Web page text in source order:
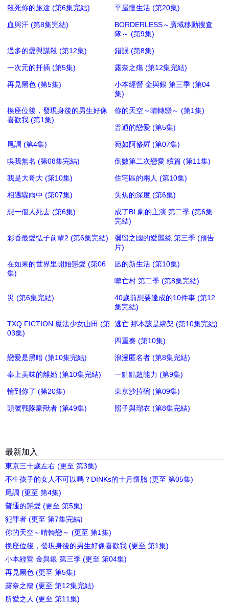
殺死你的旅途 (第6集完結) 平屋慢生活 (第20集)
血與汗 (第8集完結)
BORDERLESS～廣域移動搜查
隊～ (第9集)
過多的愛與謀殺 (第12集) 錯誤 (第8集)
一次元的扦插 (第5集) 露奈之殤 (第12集完結)
再見黑色 (第5集)
小本經營 金與銀 第三季 (第04
集)
換座位後，發現身後的男生好像
喜歡我 (第1集)
你的天空～晴轉戀～ (第1集)
普通的戀愛 (第5集)
尾調 (第4集) 宛如阿修羅 (第07集)
喚我無名 (第08集完結) 倒數第二次戀愛 續篇 (第11集)
我是大哥大 (第10集) 住宅區的兩人 (第10集)
相遇驟雨中 (第07集) 失焦的深度 (第6集)
想一個人死去 (第6集)
成了BL劇的主演 第二季 (第6集
完結)
彩香最愛弘子前輩2 (第6集完結)
彌留之國的愛麗絲 第三季 (預告
片)
在如果的世界里開始戀愛 (第06
集)
凪的新生活 (第10集)
噬亡村 第二季 (第8集完結)
災 (第6集完結)
40歲前想要達成的10件事 (第12
集完結)
TXQ FICTION 魔法少女山田 (第
03集)
逃亡 那本該是綁架 (第10集完結)
四重奏 (第10集)
戀愛是黑暗 (第10集完結) 浪漫匿名者 (第8集完結)
奉上美味的離婚 (第10集完結) 一點點超能力 (第9集)
輪到你了 (第20集) 東京沙拉碗 (第09集)
頭號戰隊豪獸者 (第49集) 照子與瑠衣 (第8集完結)
最新加入
東京三十歲左右 (更至 第3集)
不生孩子的女人不可以嗎？DINKs的十月懷胎 (更至 第05集)
尾調 (更至 第4集)
普通的戀愛 (更至 第5集)
犯罪者 (更至 第7集完結)
你的天空～晴轉戀～ (更至 第1集)
換座位後，發現身後的男生好像喜歡我 (更至 第1集)
小本經營 金與銀 第三季 (更至 第04集)
再見黑色 (更至 第5集)
露奈之殤 (更至 第12集完結)
所愛之人 (更至 第11集)